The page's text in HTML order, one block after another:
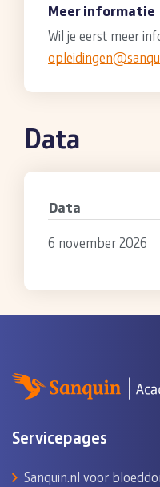
Meer informatie
Wil je eerst meer
Data
Data
6 november 2026
Servicepages
Sanquin.nl voor